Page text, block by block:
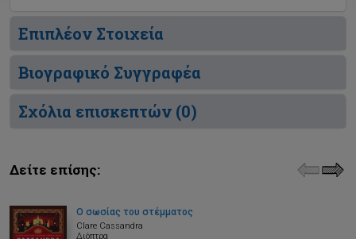
Επιπλέον Στοιχεία
Βιογραφικό Συγγραφέα
Σχόλια επισκεπτών (0)
Δείτε επίσης:
Ο σωσίας του στέμματος
Clare Cassandra
Διόπτρα